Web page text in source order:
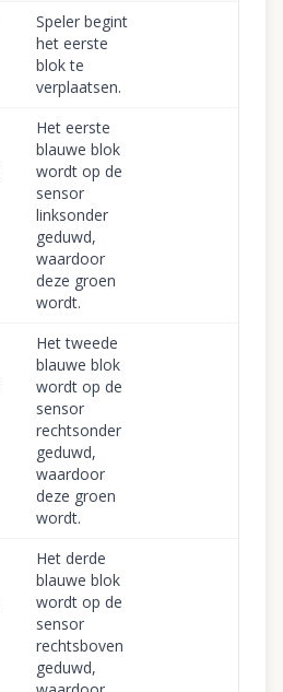
Speler begint
het eerste
blok te
verplaatsen.
Het eerste
blauwe blok
wordt op de
sensor
linksonder
geduwd,
waardoor
deze groen
wordt.
Het tweede
blauwe blok
wordt op de
sensor
rechtsonder
geduwd,
waardoor
deze groen
wordt.
Het derde
blauwe blok
wordt op de
sensor
rechtsboven
geduwd,